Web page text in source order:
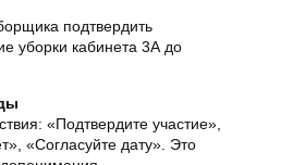
подтвердить
уборки кабинета 3А до
«Подтвердите участие»,
«Согласуйте дату». Это